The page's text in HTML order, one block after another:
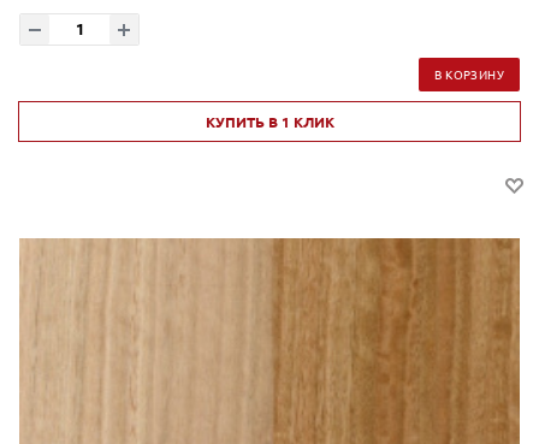
В КОРЗИНУ
КУПИТЬ В 1 КЛИК